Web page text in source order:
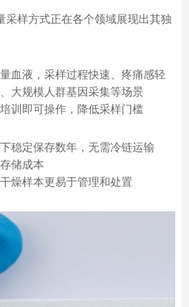
采样方式正在各个领域展现出其独
血液，采样过程快速、疼痛感轻
大规模人群基因采集等场景
训即可操作，降低采样门槛
稳定保存数年，无需冷链运输
储成本
燥样本更易于管理和处置